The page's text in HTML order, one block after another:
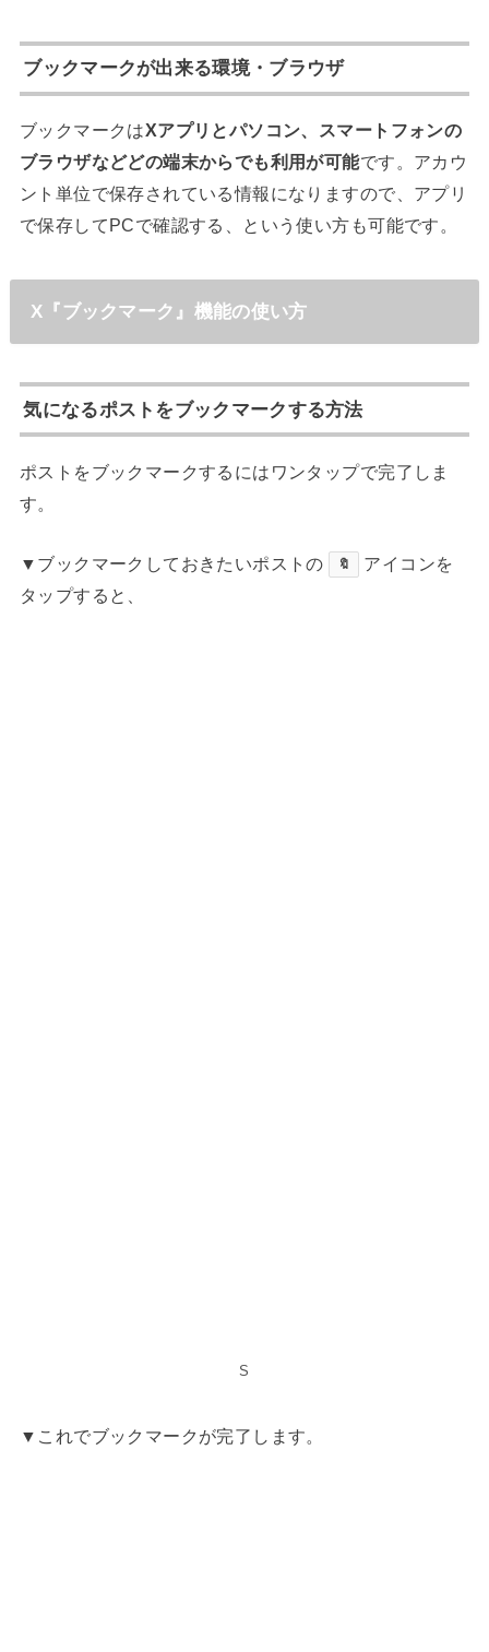
ブックマークが出来る環境・ブラウザ
ブックマークはXアプリとパソコン、スマートフォンの
ブラウザなどどの端末からでも利用が可能です。アカウ
ント単位で保存されている情報になりますので、アプリ
で保存してPCで確認する、という使い方も可能です。
X『ブックマーク』機能の使い方
気になるポストをブックマークする方法
ポストをブックマークするにはワンタップで完了しま
す。
▼ブックマークしておきたいポストの 🔖
アイコンを
タップすると、
S
▼これでブックマークが完了します。